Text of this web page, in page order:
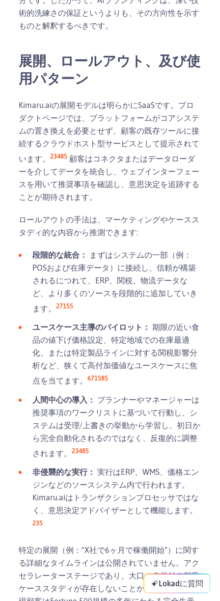
術的洗練さの保証というよりも、その方向性を示す
ものと解釈するべきです。
展開、ロールアウト、及び使
用パターン
Kimaru.aiの展開モデルは明らかにSaaSです。プロ
ダクトページでは、プラットフォームがコアシステ
ムの置き換えを必要とせず、顧客の既存ツールに接
続するクラウドホスト型サービスとして提示されて
います。 23485 顧客はコネクタまたはデータローダ
ーを介してデータを統合し、ウェブインターフェー
スを用いて推奨事項を確認し、意思決定を追跡する
ことが期待されます。
ロールアウトの手法は、マーケティングやケースス
タディ的な内容から推測できます:
段階的な統合：
まずはシステムの一部（例：
POSおよび在庫データ）に接続し、信頼が構築
されるにつれて、ERP、関税、物流データな
ど、より多くのソースを段階的に追加していき
ます。 27155
ユースケース主導のパイロット： 期限の近い食
品の値下げ価格設定、特定地域での在庫最適
化、または特定製品ラインに対する関税影響分
析など、狭くて高付加価値なユースケースに焦
点を当てます。 671585
人間中心の導入： プランナーやマネージャーは
推奨事項のワークリストに基づいて行動し、シ
ステムは受理/上書きの挙動から学習し、初日か
ら完全自動化されるのではなく、反復的に調整
されます。 23485
非侵襲的な実行： 実行はERP、WMS、価格エン
ジンなどのソースシステム内で行われます。
Kimaru.aiはトランザクションプロセッサではな
く、意思決定アドバイザーとして機能します。
235
特定の展開（例：“X社で6ヶ月で稼働開始”）に関す
る詳細なタイムラインは公開されていません。アク
セラレーターステージであり、大口の名前付き顧客
ケーススタディが存在しないことから、Kimaru.aiの
Lokadに質問